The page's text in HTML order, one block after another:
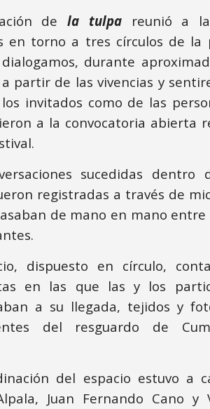
dela tulpa
reunió a
en torno a tres círculos de la
durante
partir de las vivencias y
invitados como de las
a la convocatoria abierta
sucedidas dentro
registradas a través de
de mano en mano entre
dispuesto en círculo,
en las que las y los
a su llegada, tejidos y
del resguardo de
del espacio estuvo a
Juan Fernando Cano y